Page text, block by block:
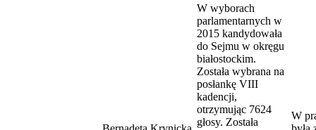
W wyborach
parlamentarnych w
2015 kandydowała
do Sejmu w okręgu
białostockim.
Została wybrana na
posłankę VIII
kadencji,
otrzymując 7624
głosy. Została
W